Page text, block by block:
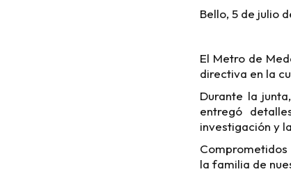
Bello, 5 de julio
El Metro de
directiva en la
Durante la
entregó
investigación y
la familia de